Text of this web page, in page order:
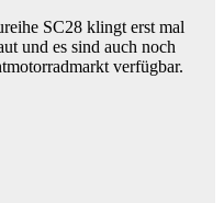
SC28 klingt erst mal
und es sind auch noch
verfügbar.